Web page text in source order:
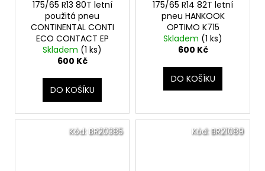
175/65 R13 80T letní
použitá pneu
CONTINENTAL CONTI
ECO CONTACT EP
Skladem (1 ks)
600 Kč
DO KOŠÍKU
175/65 R14 82T letní
pneu HANKOOK
OPTIMO K715
Skladem (1 ks)
600 Kč
DO KOŠÍKU
Kód:BR20385 Kód:BR21089